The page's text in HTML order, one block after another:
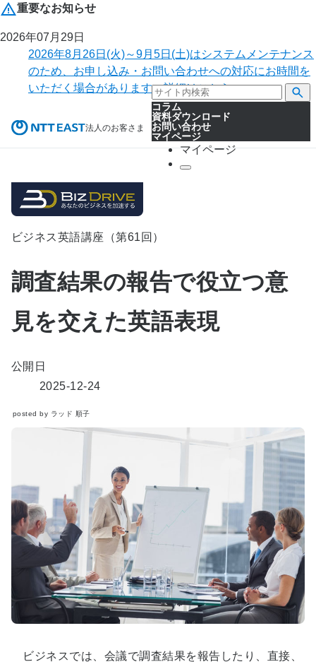
重要なお知らせ
2026年07月29日
2026年8月26日(火)～9月5日(土)はシステムメンテナンス
のため、お申し込み・お問い合わせへの対応にお時間を
いただく場合があります。詳細はこちら。
法人のお客さま
コラム
資料ダウンロード
お問い合わせ
マイページ
マイページ
ビジネス英語講座（第61回）
調査結果の報告で役立つ意
見を交えた英語表現
公開日
2025-12-24
posted by ラッド 順子
ビジネスでは、会議で調査結果を報告したり、直接、